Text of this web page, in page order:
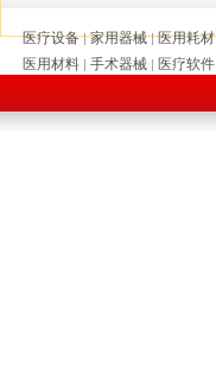
医疗设备 | 家用器械 | 医用耗材
医用材料 | 手术器械 | 医疗软件